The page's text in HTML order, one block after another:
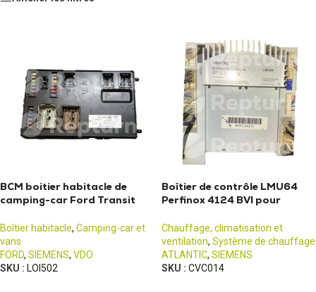
BCM boitier habitacle de
camping-car Ford Transit
Boîtier habitacle, Camping-car et
vans
FORD, SIEMENS, VDO
SKU : LOI502
Boîtier de contrôle LMU64
Perfinox 4124 BVI pour
Chauffage, climatisation et
ventilation, Système de chauffage
ATLANTIC, SIEMENS
SKU : CVC014